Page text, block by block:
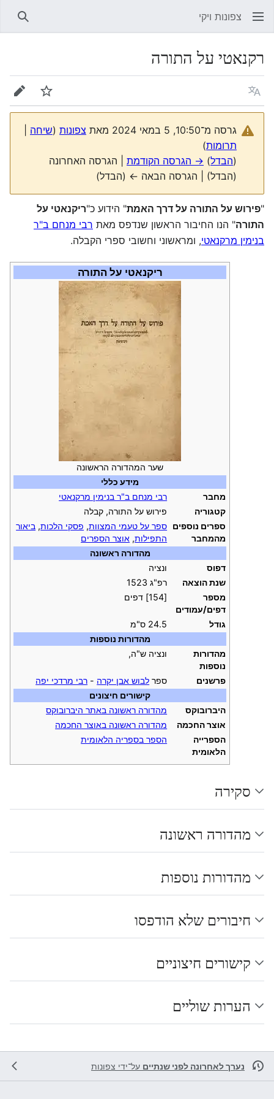
צפונות ויקי
רקנאטי על התורה
שפה מעקב
גרסה מ־10:50, 5 במאי 2024 מאת צפונות (שיחה
תרומות)
(הבדל) → הגרסה הקודמת | הגרסה האחרונה
(הבדל) | הגרסה הבאה ← (הבדל)
"פירוש על התורה על דרך האמת" הידוע כ"ריקנאטי על
התורה" הנו החיבור הראשון שנדפס מאת רבי מנחם ב"ר
בנימין מרקנאטי, ומראשוני וחשובי ספרי הקבלה.
ריקנאטי על התורה
שער המהדורה הראשונה
מידע כללי
מחבר
רבי מנחם ב"ר בנימין מרקנאטי
קטגוריה
פירוש על התורה, קבלה
ספרים נוספים
מהמחבר
ספר על טעמי המצוות, פסקי הלכות, ביאור
התפילות, אוצר הספרים
מהדורה ראשונה
דפוס
ונציה
שנת הוצאה
רפ"ג 1523
מספר
דפים/עמודים
[154] דפים
גודל
24.5 ס"מ
מהדורות נוספות
מהדורות
נוספות
ונציה ש"ה,
פרשנים ספר לבוש אבן יקרה - רבי מרדכי יפה
קישורים חיצונים
היברובוקס
מהדורה ראשונה באתר היברובוקס
אוצר החכמה
מהדורה ראשונה באוצר החכמה
הספרייה
הלאומית
הספר בספריה הלאומית
סקירה
מהדורה ראשונה
מהדורות נוספות
חיבורים שלא הודפסו
קישורים חיצוניים
הערות שוליים
נערך לאחרונה לפני שנתיים על־ידי צפונות